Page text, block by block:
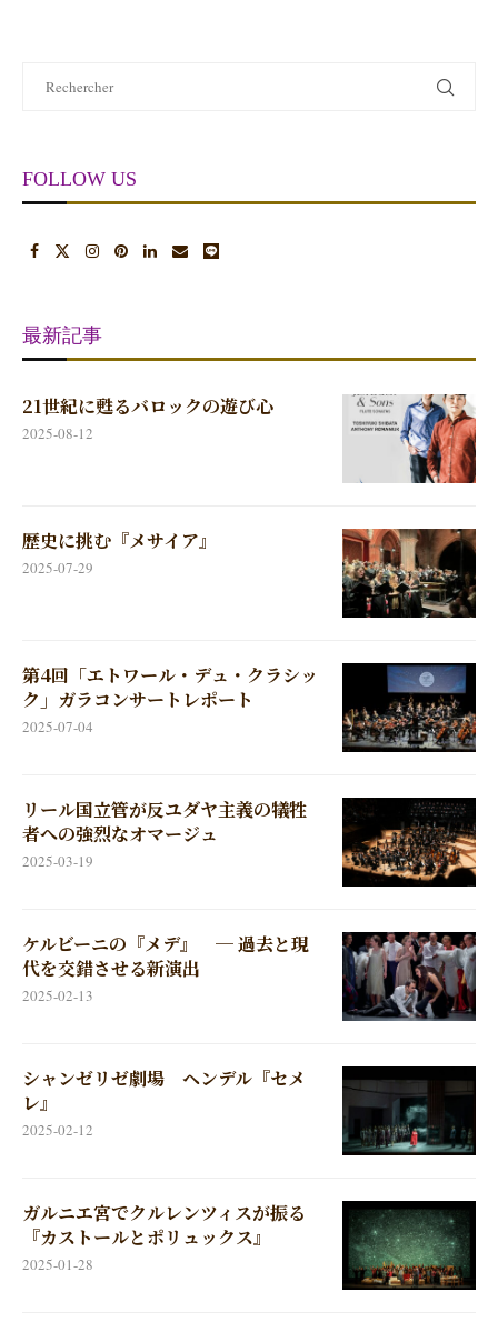
FOLLOW US
最新記事
21世紀に甦るバロックの遊び心
2025-08-12
歴史に挑む『メサイア』
2025-07-29
第4回「エトワール・デュ・クラシッ
ク」ガラコンサートレポート
2025-07-04
リール国立管が反ユダヤ主義の犠牲
者への強烈なオマージュ
2025-03-19
ケルビーニの『メデ』 ─ 過去と現
代を交錯させる新演出
2025-02-13
シャンゼリゼ劇場 ヘンデル『セメ
レ』
2025-02-12
ガルニエ宮でクルレンツィスが振る
『カストールとポリュックス』
2025-01-28